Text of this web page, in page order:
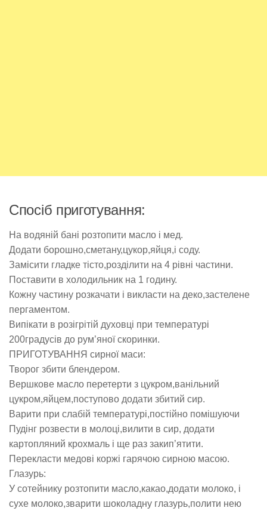
Спосіб приготування:
На водяній бані розтопити масло і мед.
Додати борошно,сметану,цукор,яйця,і соду.
Замісити гладке тісто,розділити на 4 рівні частини.
Поставити в холодильник на 1 годину.
Кожну частину розкачати і викласти на деко,застелене
пергаментом.
Випікати в розігрітій духовці при температурі
200градусів до рум’яної скоринки.
ПРИГОТУВАННЯ сирної маси:
Творог збити блендером.
Вершкове масло перетерти з цукром,ванільний
цукром,яйцем,поступово додати збитий сир.
Варити при слабій температурі,постійно помішуючи
Пудінг розвести в молоці,вилити в сир, додати
картопляний крохмаль і ще раз закип’ятити.
Перекласти медові коржі гарячою сирною масою.
Глазурь:
У сотейнику розтопити масло,какао,додати молоко, і
сухе молоко,зварити шоколадну глазурь,полити нею